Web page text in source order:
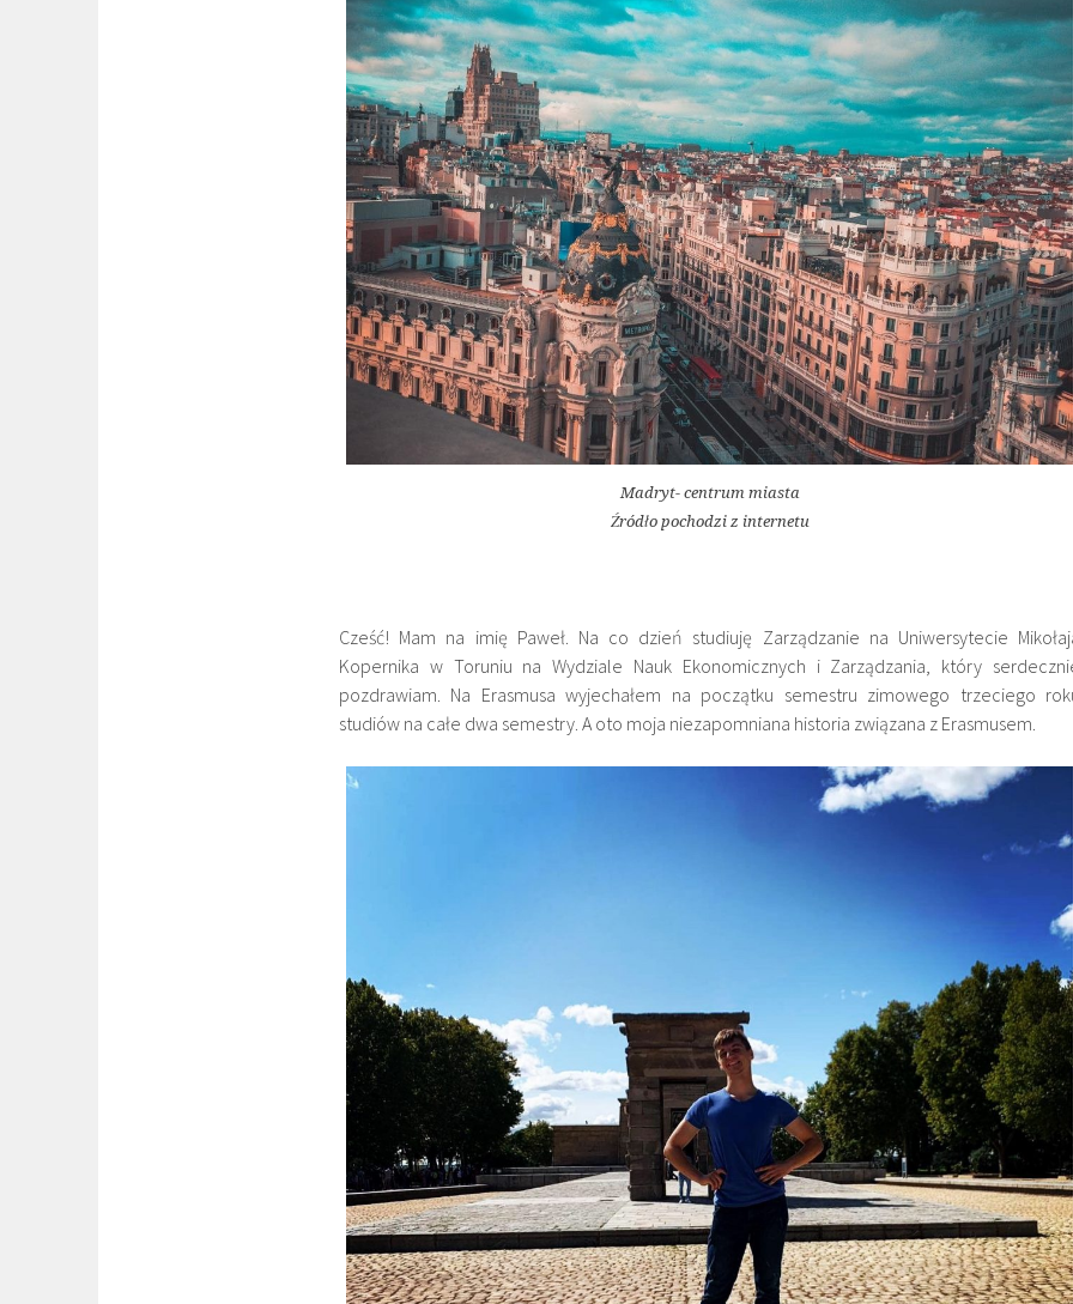
Madryt- centrum miasta
Źródło pochodzi z internetu
Cześć! Mam na imię Paweł. Na co dzień studiuję Zarządzanie na Uniwersytecie
Kopernika w Toruniu na Wydziale Nauk Ekonomicznych i Zarządzania, który
pozdrawiam. Na Erasmusa wyjechałem na początku semestru zimowego trzeciego
studiów na całe dwa semestry. A oto moja niezapomniana historia związana z Erasmusem.